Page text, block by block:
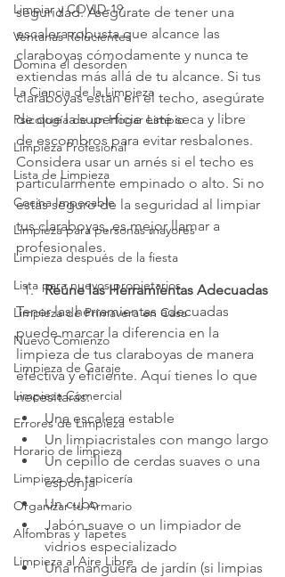
Limpiar y COVID-19
Ventanas Relucientes
Domina el desorden
La Ciencia de la Limpieza
Psicología de un Hogar Limpio
Limpieza Profesional
Lista de Limpieza
Cocina Impecable
Limpieza para personas mayores
Limpieza después de la fiesta
Lista para nuevos propietarios
Limpieza de Primavera en Casa
Nuevo Comienzo
Limpieza de Garaje
Limpieza Comercial
Errores de Limpieza
Horario de limpieza
Limpieza de tapicería
Organizar tu Armario
Alfombras y Tapetes
Limpieza al Aire Libre
seguridad. Asegúrate de tener una
escalera robusta que alcance las
claraboyas cómodamente y nunca te
extiendas más allá de tu alcance. Si tus
claraboyas están en el techo, asegúrate
de que la superficie esté seca y libre
de escombros para evitar resbalones.
Considera usar un arnés si el techo es
particularmente empinado o alto. Si no
estás seguro de la seguridad al limpiar
tus claraboyas, es mejor llamar a
profesionales.
Reúne las Herramientas Adecuadas
Tener las herramientas adecuadas
puede marcar la diferencia en la
limpieza de tus claraboyas de manera
efectiva y eficiente. Aquí tienes lo que
necesitarás:
Una escalera estable
Un limpiacristales con mango largo
Un cepillo de cerdas suaves o una
esponja
Un cubo
Jabón suave o un limpiador de
vidrios especializado
Una manguera de jardín (si limpias